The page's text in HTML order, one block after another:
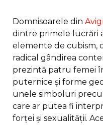
Domnisoarele din
dintre primele lucrări
elemente de cubism,
radical gândirea
prezintă patru femei
puternice și forme
unele simboluri
care ar putea fi
forței și sexualității.